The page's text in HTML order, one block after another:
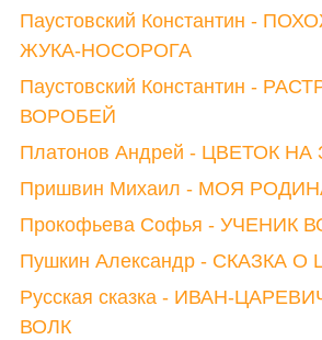
Паустовский Константин -
ЖУКА-НОСОРОГА
Паустовский Константин -
ВОРОБЕЙ
Платонов Андрей - ЦВЕТОК
Пришвин Михаил - МОЯ
Прокофьева Софья - УЧЕНИК
Пушкин Александр - СКАЗКА
Русская сказка - ИВАН-
ВОЛК